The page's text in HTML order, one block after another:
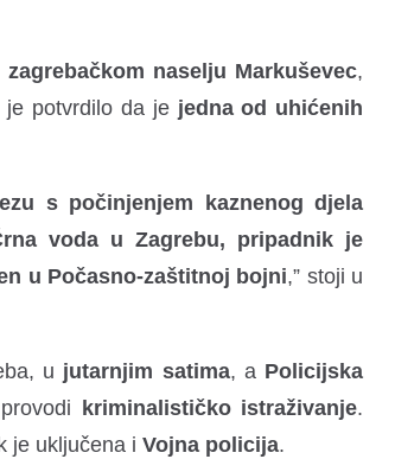
naselju Markuševec,
je potvrdilo da je jedna od uhićenih
s počinjenjem kaznenog djela
voda u Zagrebu, pripadnik je
u Počasno-zaštitnoj bojni,” stoji u
u jutarnjim satima, a Policijska
kriminalističko istraživanje.
je uključena i Vojna policija.